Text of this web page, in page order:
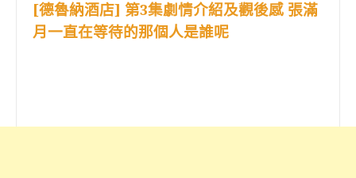
[德魯納酒店] 第3集劇情介紹及觀後感 張滿
月一直在等待的那個人是誰呢